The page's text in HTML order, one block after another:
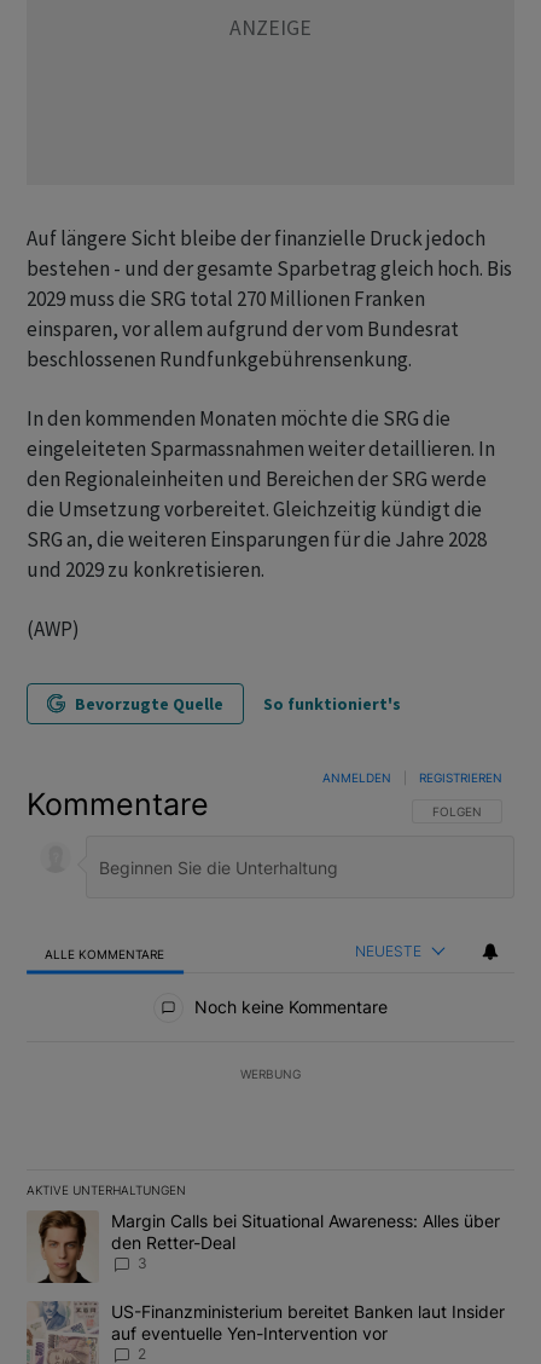
Auf längere Sicht bleibe der finanzielle Druck jedoch
bestehen - und der gesamte Sparbetrag gleich hoch. Bis
2029 muss die SRG total 270 Millionen Franken
einsparen, vor allem aufgrund der vom Bundesrat
beschlossenen Rundfunkgebührensenkung.
In den kommenden Monaten möchte die SRG die
eingeleiteten Sparmassnahmen weiter detaillieren. In
den Regionaleinheiten und Bereichen der SRG werde
die Umsetzung vorbereitet. Gleichzeitig kündigt die
SRG an, die weiteren Einsparungen für die Jahre 2028
und 2029 zu konkretisieren.
(AWP)
Bevorzugte Quelle So funktioniert's
Kommentare FOLGE DIESER
FOLGEN
ANMELDEN REGISTRIEREN
ALLE KOMMENTARE NEUESTE
Noch keine Kommentare
WERBUNG
AKTIVE UNTERHALTUNGEN
Das Folgende ist eine Liste der am meisten kommentierten
Ein Trendartikel mit dem Titel "Margin Calls bei Situational
Margin Calls bei Situational Awareness: Alles über
den Retter-Deal
3
Ein Trendartikel mit dem Titel "US-Finanzministerium bereitet
US-Finanzministerium bereitet Banken laut Insider
auf eventuelle Yen-Intervention vor
2